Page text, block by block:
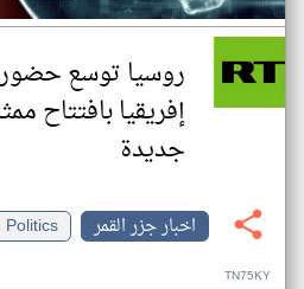
روسيا توسع
جديدة
اخبار جزر القمر
Politics
TN75KY